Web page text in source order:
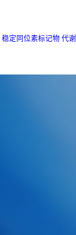
稳定同位素标记物 代